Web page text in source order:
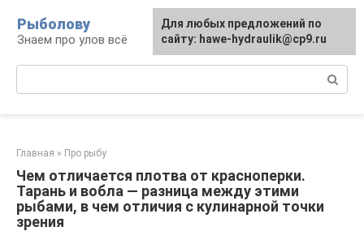
контенту
Рыболову
Знаем про улов всё
Главная » Про рыбу
Чем отличается плотва от красноперки.
Тарань и вобла — разница между этими
рыбами, в чем отличия с кулинарной точки
зрения
Для любых предложений по
сайту: hawe-hydraulik@cp9.ru